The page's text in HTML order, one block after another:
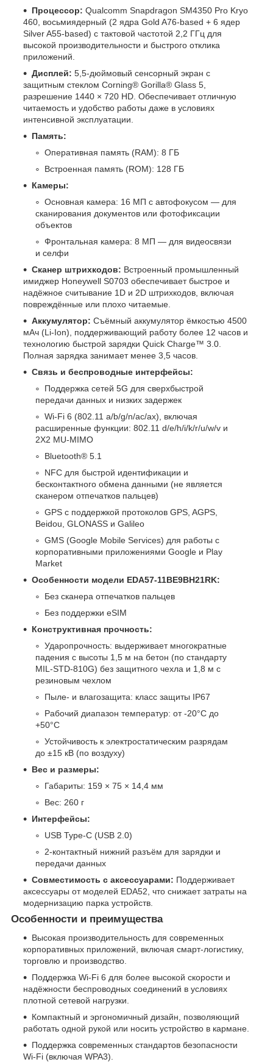
Процессор: Qualcomm Snapdragon SM4350 Pro Kryo
460, восьмиядерный (2 ядра Gold A76-based + 6 ядер
Silver A55-based) с тактовой частотой 2,2 ГГц для
высокой производительности и быстрого отклика
приложений.
Дисплей: 5,5-дюймовый сенсорный экран с
защитным стеклом Corning® Gorilla® Glass 5,
разрешение 1440 × 720 HD. Обеспечивает отличную
читаемость и удобство работы даже в условиях
интенсивной эксплуатации.
Память:
Оперативная память (RAM): 8 ГБ
Встроенная память (ROM): 128 ГБ
Камеры:
Основная камера: 16 МП с автофокусом — для
сканирования документов или фотофиксации
объектов
Фронтальная камера: 8 МП — для видеосвязи
и селфи
Сканер штрихкодов: Встроенный промышленный
имиджер Honeywell S0703 обеспечивает быстрое и
надёжное считывание 1D и 2D штрихкодов, включая
повреждённые или плохо читаемые.
Аккумулятор: Съёмный аккумулятор ёмкостью 4500
мАч (Li-Ion), поддерживающий работу более 12 часов и
технологию быстрой зарядки Quick Charge™ 3.0.
Полная зарядка занимает менее 3,5 часов.
Связь и беспроводные интерфейсы:
Поддержка сетей 5G для сверхбыстрой
передачи данных и низких задержек
Wi-Fi 6 (802.11 a/b/g/n/ac/ax), включая
расширенные функции: 802.11 d/e/h/i/k/r/u/w/v и
2X2 MU-MIMO
Bluetooth® 5.1
NFC для быстрой идентификации и
бесконтактного обмена данными (не является
сканером отпечатков пальцев)
GPS с поддержкой протоколов GPS, AGPS,
Beidou, GLONASS и Galileo
GMS (Google Mobile Services) для работы с
корпоративными приложениями Google и Play
Market
Особенности модели EDA57-11BE9BH21RK:
Без сканера отпечатков пальцев
Без поддержки eSIM
Конструктивная прочность:
Ударопрочность: выдерживает многократные
падения с высоты 1,5 м на бетон (по стандарту
MIL-STD-810G) без защитного чехла и 1,8 м с
резиновым чехлом
Пыле- и влагозащита: класс защиты IP67
Рабочий диапазон температур: от -20°C до
+50°C
Устойчивость к электростатическим разрядам
до ±15 кВ (по воздуху)
Вес и размеры:
Габариты: 159 × 75 × 14,4 мм
Вес: 260 г
Интерфейсы:
USB Type-C (USB 2.0)
2-контактный нижний разъём для зарядки и
передачи данных
Совместимость с аксессуарами: Поддерживает
аксессуары от моделей EDA52, что снижает затраты на
модернизацию парка устройств.
Особенности и преимущества
Высокая производительность для современных
корпоративных приложений, включая смарт-логистику,
торговлю и производство.
Поддержка Wi-Fi 6 для более высокой скорости и
надёжности беспроводных соединений в условиях
плотной сетевой нагрузки.
Компактный и эргономичный дизайн, позволяющий
работать одной рукой или носить устройство в кармане.
Поддержка современных стандартов безопасности
Wi-Fi (включая WPA3).